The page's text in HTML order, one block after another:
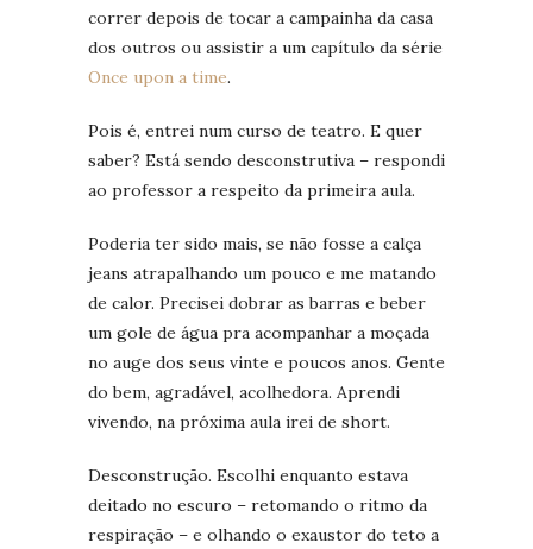
correr depois de tocar a campainha da casa
dos outros ou assistir a um capítulo da série
Once upon a time.
Pois é, entrei num curso de teatro. E quer
saber? Está sendo desconstrutiva – respondi
ao professor a respeito da primeira aula.
Poderia ter sido mais, se não fosse a calça
jeans atrapalhando um pouco e me matando
de calor. Precisei dobrar as barras e beber
um gole de água pra acompanhar a moçada
no auge dos seus vinte e poucos anos. Gente
do bem, agradável, acolhedora. Aprendi
vivendo, na próxima aula irei de short.
Desconstrução. Escolhi enquanto estava
deitado no escuro – retomando o ritmo da
respiração – e olhando o exaustor do teto a